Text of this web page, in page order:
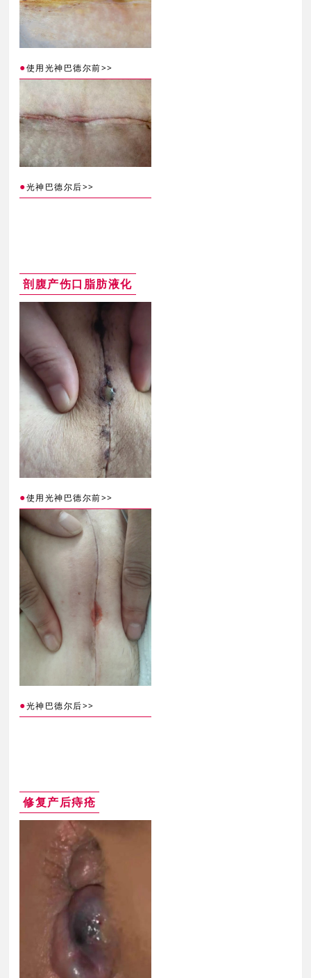
●使用光神巴德尔前>>
●光神巴德尔后>>
剖腹产伤口脂肪液化
●使用光神巴德尔前>>
●光神巴德尔后>>
修复产后痔疮